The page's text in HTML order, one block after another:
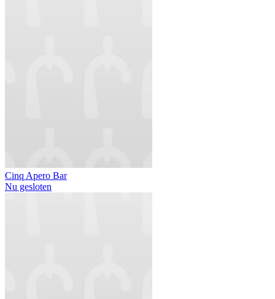
Cinq Apero Bar
Nu gesloten